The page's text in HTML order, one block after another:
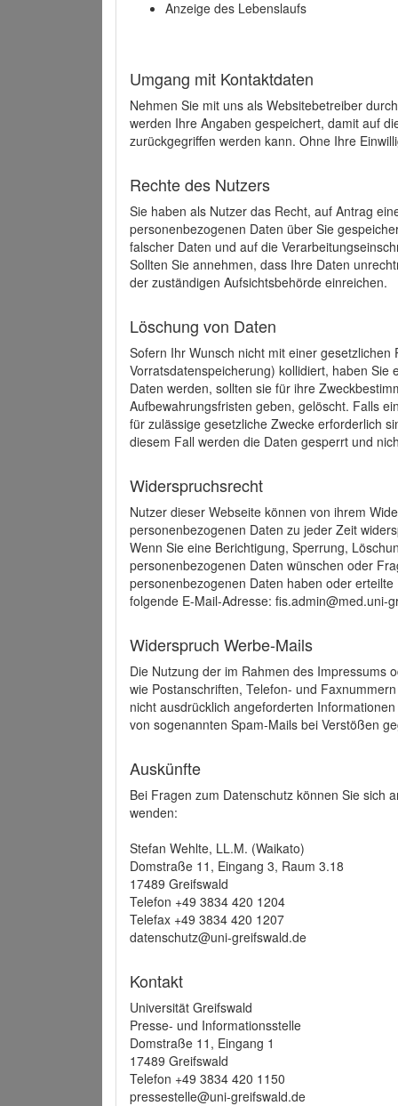
Anzeige des Lebenslaufs
Umgang mit Kontaktdaten
Nehmen Sie mit uns als Websitebetreiber
werden Ihre Angaben gespeichert, damit auf
zurückgegriffen werden kann. Ohne Ihre
Rechte des Nutzers
Sie haben als Nutzer das Recht, auf Antrag
personenbezogenen Daten über Sie
falscher Daten und auf die
Sollten Sie annehmen, dass Ihre Daten
der zuständigen Aufsichtsbehörde einreichen.
Löschung von Daten
Sofern Ihr Wunsch nicht mit einer
Vorratsdatenspeicherung) kollidiert, haben
Daten werden, sollten sie für ihre
Aufbewahrungsfristen geben, gelöscht. Falls
für zulässige gesetzliche Zwecke erforderlich
diesem Fall werden die Daten gesperrt und
Widerspruchsrecht
Nutzer dieser Webseite können von ihrem
personenbezogenen Daten zu jeder Zeit
Wenn Sie eine Berichtigung, Sperrung,
personenbezogenen Daten wünschen oder
personenbezogenen Daten haben oder
folgende E-Mail-Adresse: fis.admin@med.uni-
Widerspruch Werbe-Mails
Die Nutzung der im Rahmen des Impressums
wie Postanschriften, Telefon- und
nicht ausdrücklich angeforderten
von sogenannten Spam-Mails bei Verstößen
Auskünfte
Bei Fragen zum Datenschutz können Sie sich
wenden:
Stefan Wehlte, LL.M. (Waikato)
Domstraße 11, Eingang 3, Raum 3.18
17489 Greifswald
Telefon +49 3834 420 1204
Telefax +49 3834 420 1207
datenschutz@uni-greifswald.de
Kontakt
Universität Greifswald
Presse- und Informationsstelle
Domstraße 11, Eingang 1
17489 Greifswald
Telefon +49 3834 420 1150
pressestelle@uni-greifswald.de